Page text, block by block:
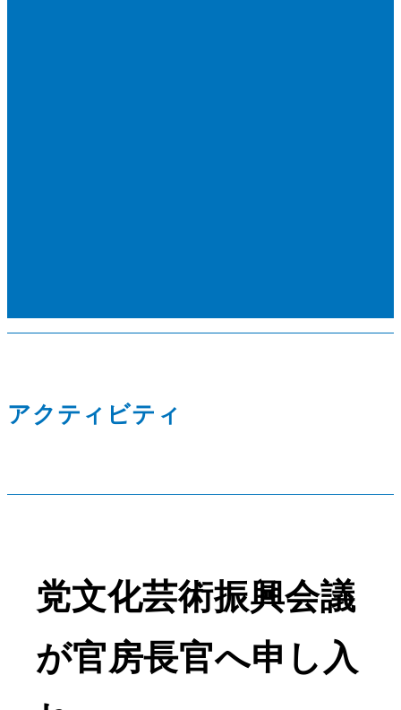
アクティビティ
党文化芸術振興会議
が官房長官へ申し入